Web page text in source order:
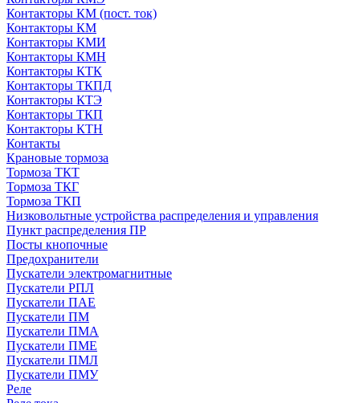
Контакторы КМ (пост. ток)
Контакторы КМ
Контакторы КМИ
Контакторы КМН
Контакторы КТК
Контакторы ТКПД
Контакторы КТЭ
Контакторы ТКП
Контакторы КТН
Контакты
Крановые тормоза
Тормоза ТКТ
Тормоза ТКГ
Тормоза ТКП
Низковольтные устройства распределения и управления
Пункт распределения ПР
Посты кнопочные
Предохранители
Пускатели электромагнитные
Пускатели РПЛ
Пускатели ПАЕ
Пускатели ПМ
Пускатели ПМА
Пускатели ПМЕ
Пускатели ПМЛ
Пускатели ПМУ
Реле